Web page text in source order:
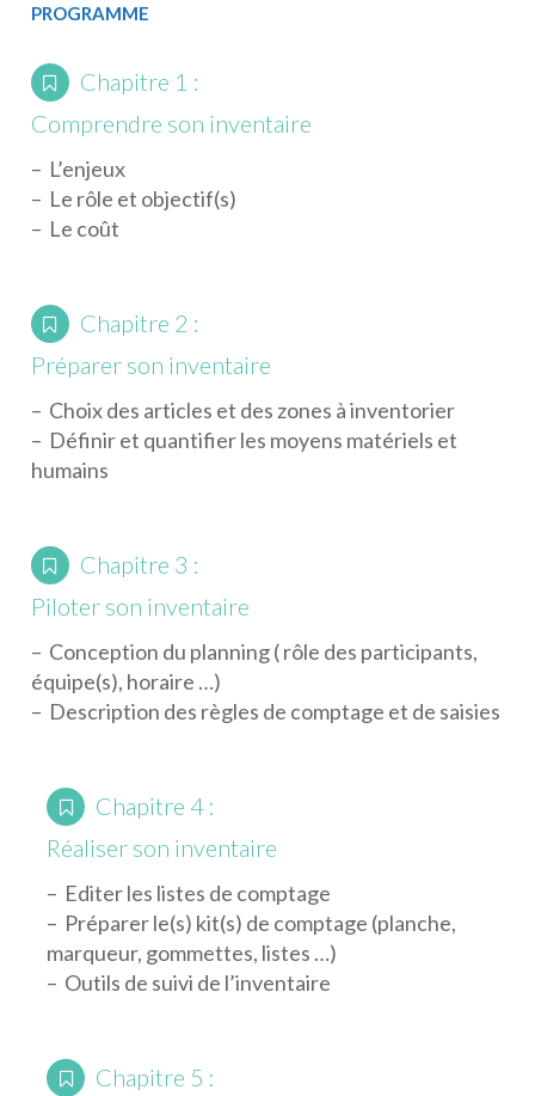
PROGRAMME
Chapitre 1 :
Comprendre son inventaire
– L’enjeux
– Le rôle et objectif(s)
– Le coût
Chapitre 2 :
Préparer son inventaire
– Choix des articles et des zones à inventorier
– Définir et quantifier les moyens matériels et
humains
Chapitre 3 :
Piloter son inventaire
– Conception du planning ( rôle des participants,
équipe(s), horaire …)
– Description des règles de comptage et de saisies
Chapitre 4 :
Réaliser son inventaire
– Editer les listes de comptage
– Préparer le(s) kit(s) de comptage (planche,
marqueur, gommettes, listes …)
– Outils de suivi de l’inventaire
Chapitre 5 :